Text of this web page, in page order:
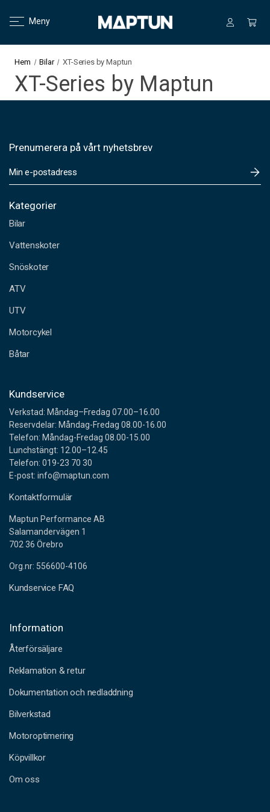
Meny
Hem Bilar XT-Series by Maptun
XT-Series by Maptun
Prenumerera på vårt nyhetsbrev
-
o
t
a
r
s
s
Kategorier
Bilar
Vattenskoter
Snöskoter
ATV
UTV
Motorcykel
Båtar
Kundservice
Verkstad: Måndag–Fredag 07.00–16.00
Reservdelar: Måndag-Fredag 08.00-16.00
Telefon: Måndag-Fredag 08.00-15.00
Lunchstängt: 12.00–12.45
Telefon: 019-23 70 30
E-post: info@maptun.com
Kontaktformulär
Maptun Performance AB
Salamandervägen 1
702 36 Örebro
Org.nr: 556600-4106
Kundservice FAQ
Information
Återförsäljare
Reklamation & retur
Dokumentation och nedladdning
Bilverkstad
Motoroptimering
Köpvillkor
Om oss